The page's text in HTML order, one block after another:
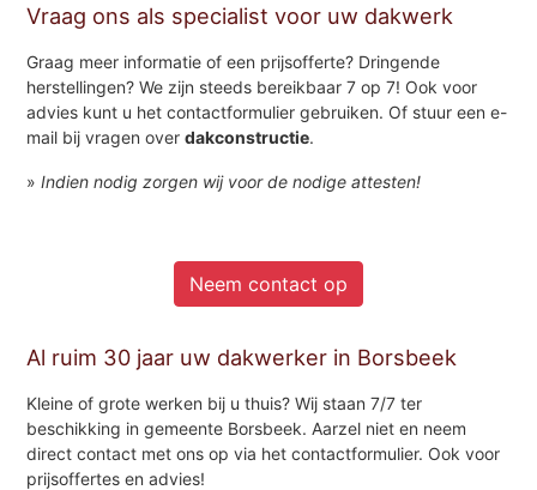
Vraag ons als specialist voor uw dakwerk
Graag meer informatie of een prijsofferte? Dringende
herstellingen? We zijn steeds bereikbaar 7 op 7! Ook voor
advies kunt u het contactformulier gebruiken. Of stuur een e-
mail bij vragen overdakconstructie.
»Indien nodig zorgen wij voor de nodige attesten!
Neem contact op
Al ruim 30 jaar uw dakwerker in Borsbeek
Kleine of grote werken bij u thuis? Wij staan 7/7 ter
beschikking in gemeente Borsbeek. Aarzel niet en neem
direct contact met ons op via het contactformulier. Ook voor
prijsoffertes en advies!